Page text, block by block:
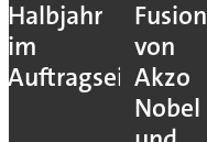
Halbjahr
im
Auftragseingang
Fusion
von
Akzo
Nobel